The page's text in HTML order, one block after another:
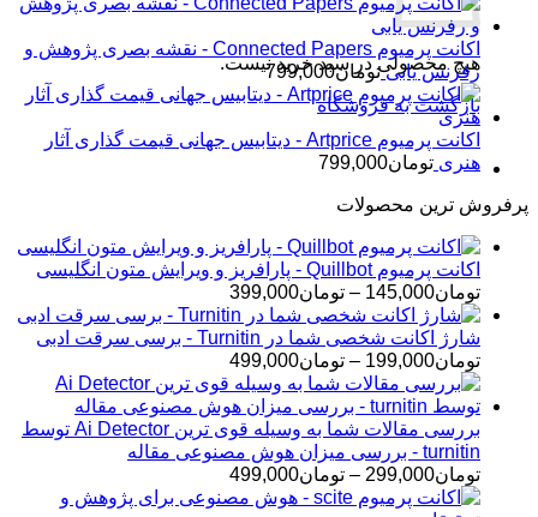
هیچ محصولی در سبد خرید نیست.
بازگشت به فروشگاه
اکانت پرمیوم Connected Papers - نقشه بصری پژوهش و
رفرنس یابی تومان799,000
اکانت پرمیوم Artprice - دیتابیس جهانی قیمت ‌گذاری آثار
هنری تومان799,000
پرفروش ترین محصولات
اکانت پرمیوم Quillbot - پارافریز و ویرایش متون انگلیسی
تومان145,000
– تومان399,000محدوده
قیمت:
تومان145,000
تا
تومان399,000
شارژ اکانت شخصی شما در Turnitin - برسی سرقت ادبی
تومان199,000
– تومان499,000محدوده
قیمت:
تومان199,000
تا
تومان499,000
بررسی مقالات شما به وسیله قوی ترین Ai Detector توسط
turnitin - بررسی میزان هوش مصنوعی مقاله
تومان299,000
– تومان499,000محدوده
قیمت: